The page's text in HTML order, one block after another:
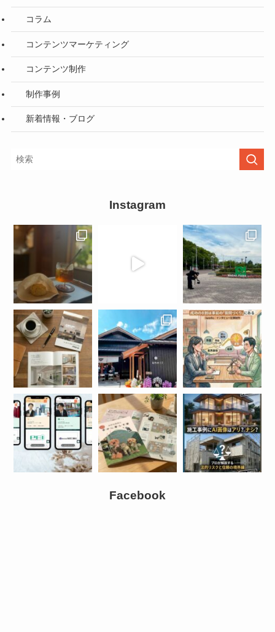
コラム
コンテンツマーケティング
コンテンツ制作
制作事例
新着情報・ブログ
Instagram
Facebook